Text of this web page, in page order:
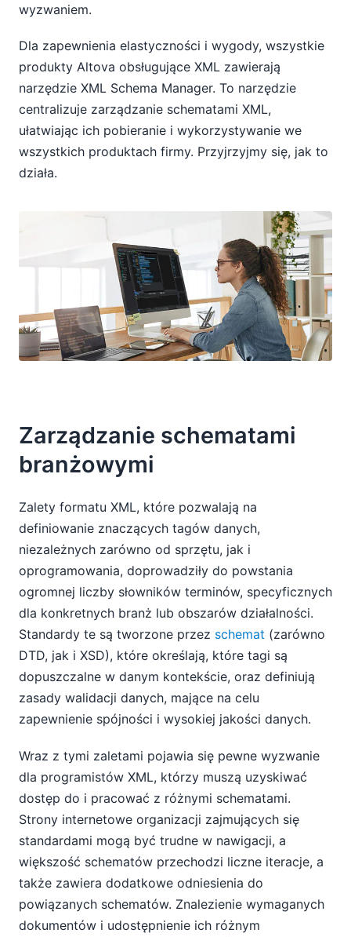
wyzwaniem.
Dla zapewnienia elastyczności i wygody, wszystkie
produkty Altova obsługujące XML zawierają
narzędzie XML Schema Manager. To narzędzie
centralizuje zarządzanie schematami XML,
ułatwiając ich pobieranie i wykorzystywanie we
wszystkich produktach firmy. Przyjrzyjmy się, jak to
działa.
Zarządzanie schematami
branżowymi
Zalety formatu XML, które pozwalają na
definiowanie znaczących tagów danych,
niezależnych zarówno od sprzętu, jak i
oprogramowania, doprowadziły do powstania
ogromnej liczby słowników terminów, specyficznych
dla konkretnych branż lub obszarów działalności.
Standardy te są tworzone przez schemat (zarówno
DTD, jak i XSD), które określają, które tagi są
dopuszczalne w danym kontekście, oraz definiują
zasady walidacji danych, mające na celu
zapewnienie spójności i wysokiej jakości danych.
Wraz z tymi zaletami pojawia się pewne wyzwanie
dla programistów XML, którzy muszą uzyskiwać
dostęp do i pracować z różnymi schematami.
Strony internetowe organizacji zajmujących się
standardami mogą być trudne w nawigacji, a
większość schematów przechodzi liczne iteracje, a
także zawiera dodatkowe odniesienia do
powiązanych schematów. Znalezienie wymaganych
dokumentów i udostępnienie ich różnym